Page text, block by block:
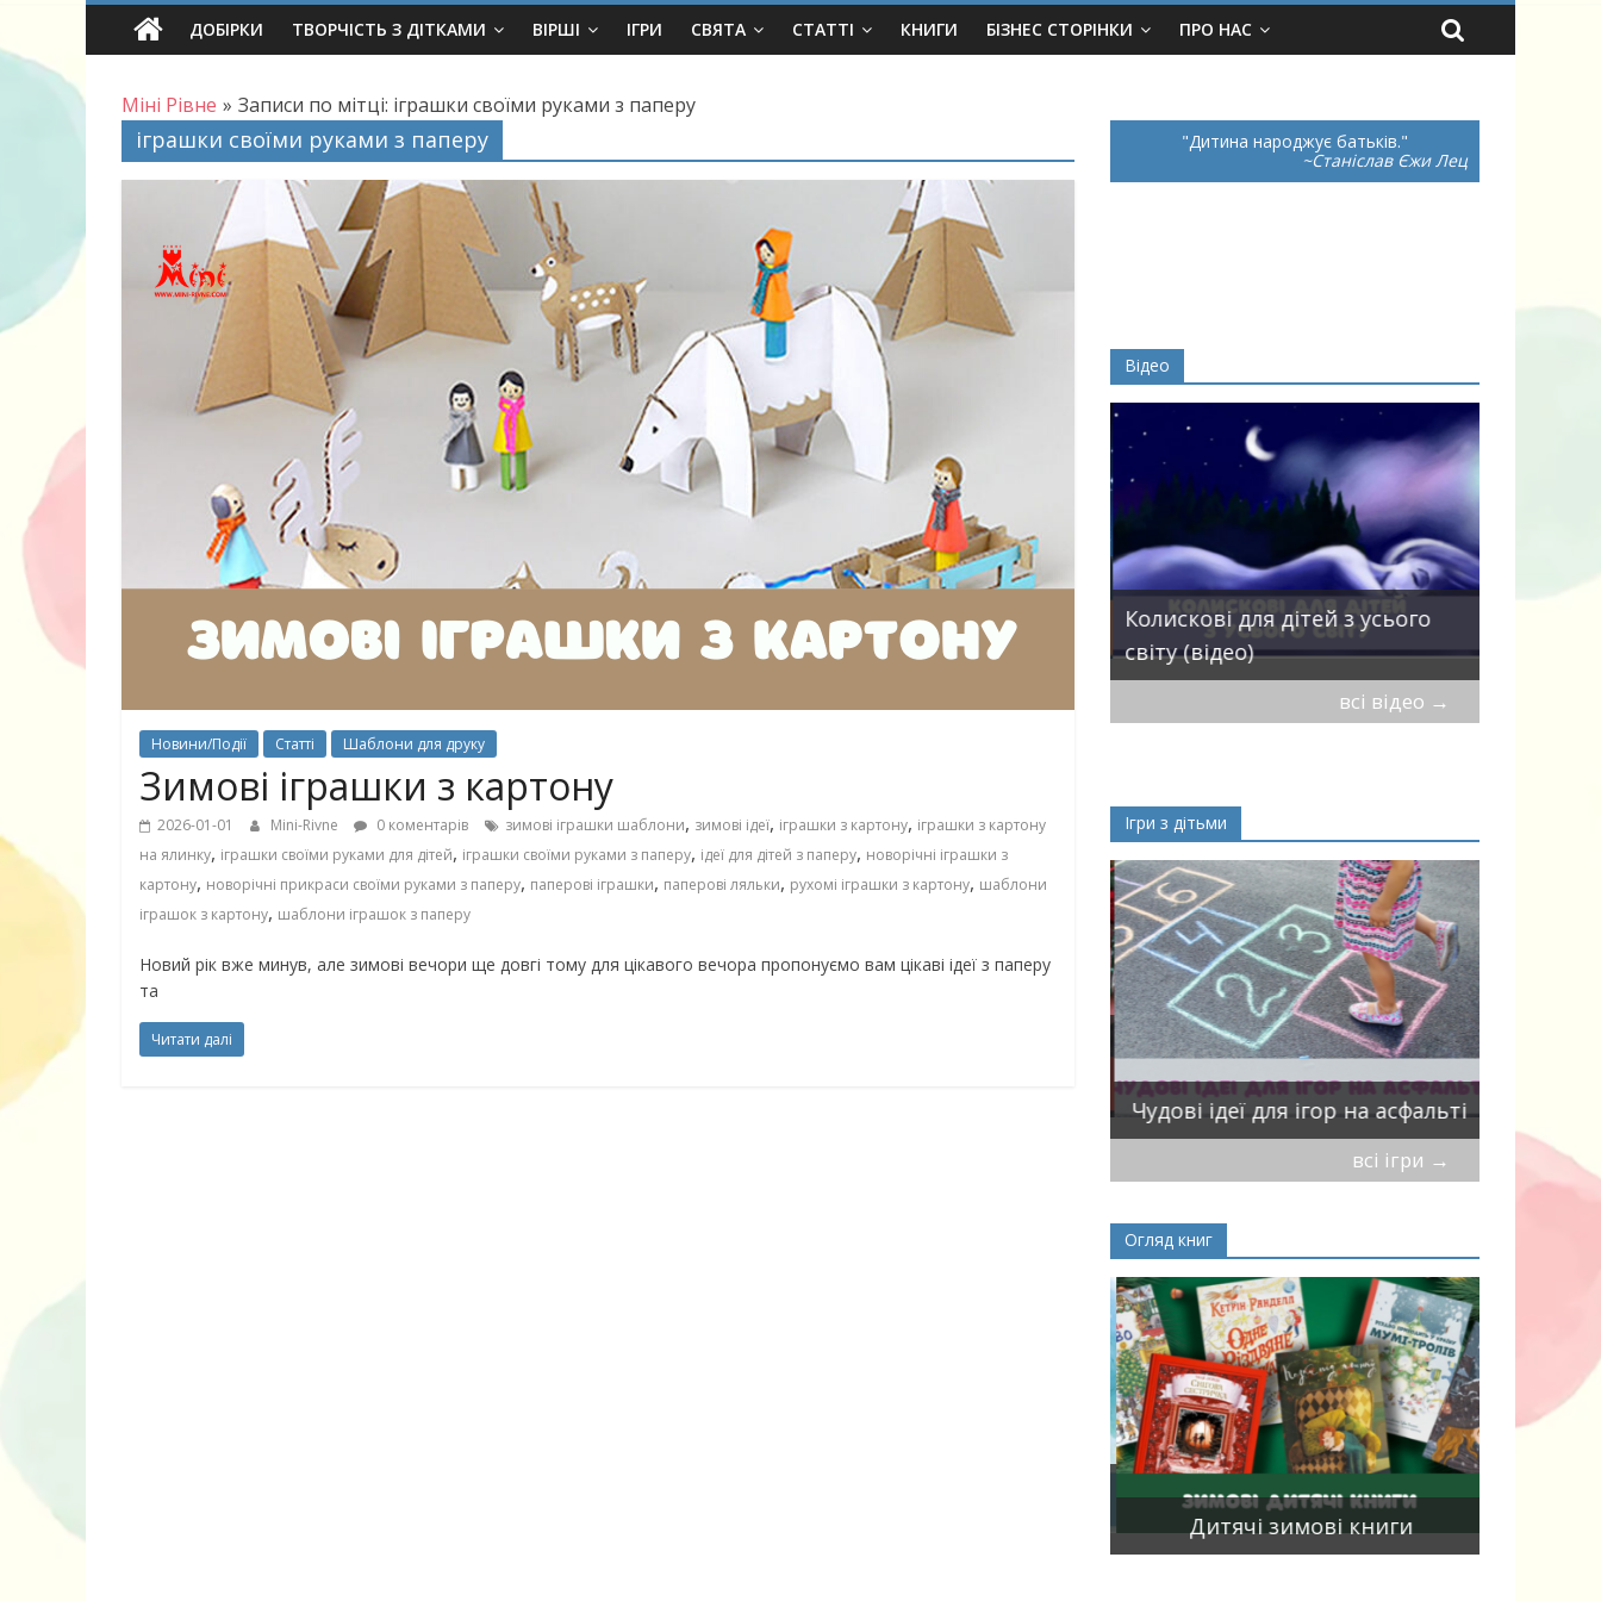
Skip
ДОБІРКИ ТВОРЧІСТЬ З ДІТКАМИ ВІРШІ ІГРИ СВЯТА СТАТТІ КНИГИ БІЗНЕС СТОРІНКИ ПРО НАС
Міні Рівне » Записи по мітці: іграшки своїми руками з паперу
іграшки своїми руками з паперу
Новини/Події Статті Шаблони для друку
Зимові іграшки з картону
2026-01-01 Mini-Rivne 0 коментарів зимові іграшки шаблони, зимові ідеї, іграшки з картону, іграшки з картону
на ялинку, іграшки своїми руками для дітей, іграшки своїми руками з паперу, ідеї для дітей з паперу, новорічні іграшки з
картону, новорічні прикраси своїми руками з паперу, паперові іграшки, паперові ляльки, рухомі іграшки з картону, шаблони
іграшок з картону, шаблони іграшок з паперу
Новий рік вже минув, але зимові вечори ще довгі тому для цікавого вечора пропонуємо вам цікаві ідеї з паперу
та
Читати далі
Дитина народжує батьків.
~Станіслав Єжи Лец
Відео
30 найкрасивіших пісень про
маму
Чарівні українські колискові
пісні для дітей (слова та
музика)
Колискові для дітей з усього
світу (відео)
всі відео →
Ігри з дітьми
Чудові ідеї для ігор на асфальті
всі ігри →
Огляд книг
Дитячі зимові книги